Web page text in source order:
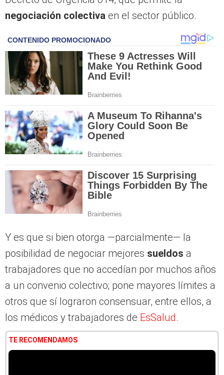
negociación colectiva en el sector público.
Y es que si bien otorga —parcialmente— la
posibilidad de negociar mejores sueldos a
trabajadores que no accedían por muchos años
a un convenio colectivo; pone mayores límites a
otros que sí lograron consensuar, entre ellos, a
los médicos y trabajadores de EsSalud.
TE RECOMENDAMOS